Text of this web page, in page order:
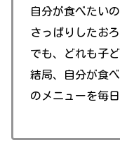
自分が食べたい
さっぱりしたおろ
でも、どれも子
結局、自分が食
のメニューを毎